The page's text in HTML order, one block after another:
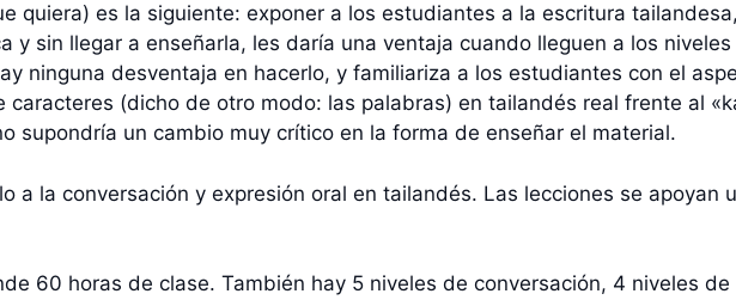
quiera) es la siguiente: exponer a los estudiantes a la escritura
y sin llegar a enseñarla, les daría una ventaja cuando lleguen a los
ninguna desventaja en hacerlo, y familiariza a los estudiantes con el
caracteres (dicho de otro modo: las palabras) en tailandés real frente al
supondría un cambio muy crítico en la forma de enseñar el material.
a la conversación y expresión oral en tailandés. Las lecciones se apoyan
60 horas de clase. También hay 5 niveles de conversación, 4 niveles